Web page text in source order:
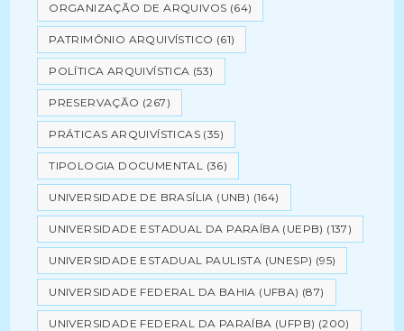
ORGANIZAÇÃO DE ARQUIVOS (64)
PATRIMÔNIO ARQUIVÍSTICO (61)
POLÍTICA ARQUIVÍSTICA (53)
PRESERVAÇÃO (267)
PRÁTICAS ARQUIVÍSTICAS (35)
TIPOLOGIA DOCUMENTAL (36)
UNIVERSIDADE DE BRASÍLIA (UNB) (164)
UNIVERSIDADE ESTADUAL DA PARAÍBA (UEPB) (137)
UNIVERSIDADE ESTADUAL PAULISTA (UNESP) (95)
UNIVERSIDADE FEDERAL DA BAHIA (UFBA) (87)
UNIVERSIDADE FEDERAL DA PARAÍBA (UFPB) (200)